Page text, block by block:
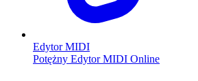
Edytor MIDI
Potężny Edytor MIDI Online